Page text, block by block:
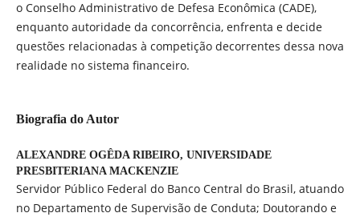
o Conselho Administrativo de Defesa Econômica (CADE),
enquanto autoridade da concorrência, enfrenta e decide
questões relacionadas à competição decorrentes dessa nova
realidade no sistema financeiro.
Biografia do Autor
ALEXANDRE OGÊDA RIBEIRO, UNIVERSIDADE
PRESBITERIANA MACKENZIE
Servidor Público Federal do Banco Central do Brasil, atuando
no Departamento de Supervisão de Conduta; Doutorando e